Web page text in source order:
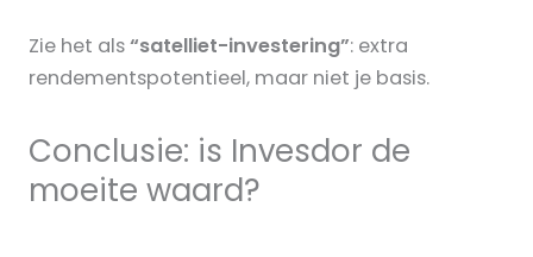
Zie het als“satelliet-investering”: extra
rendementspotentieel, maar niet je basis.
Conclusie: is Invesdor de
moeite waard?